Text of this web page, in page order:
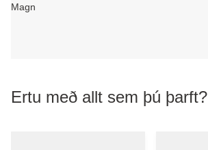
Magn
Ertu með allt sem þú þarft?